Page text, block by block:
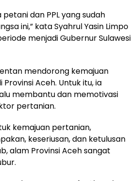
dan PPL yang sudah
ini,” kata Syahrul Yasin Limpo
menjadi Gubernur Sulawesi
mendorong kemajuan
Aceh. Untuk itu, ia
membantu dan memotivasi
pertanian.
kemajuan pertanian,
keseriusan, dan ketulusan
alam Provinsi Aceh sangat